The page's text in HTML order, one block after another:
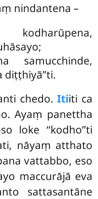
nindantena –
samucchinde,
chedo.Itiiti ca
Ayaṃ panettha
loke ‘‘kodho’’ti
nāyaṃ atthato
vattabbo, eso
maccurājā eva
sattasantāne